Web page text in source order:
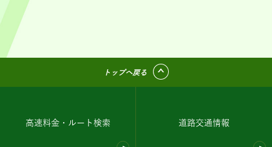
トップへ戻る
高速料金・ルート検索 道路交通情報